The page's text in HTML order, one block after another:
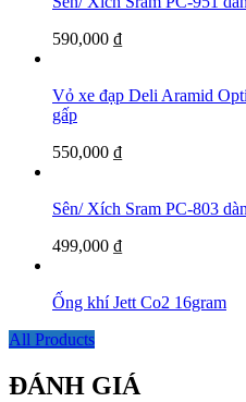
590,000 ₫
Vỏ xe đạp Deli Aramid
gấp
550,000 ₫
Sên/ Xích Sram PC-803
499,000 ₫
Ống khí Jett Co2 16gram
All Products
ĐÁNH GIÁ